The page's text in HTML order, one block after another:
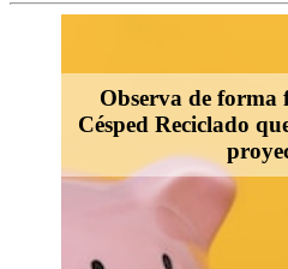
Observa de forma
Césped Reciclado